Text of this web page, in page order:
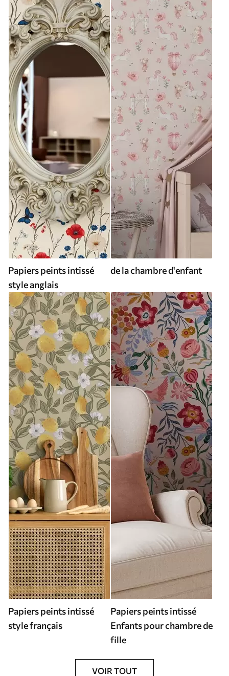
Papiers peints intissé
style anglais
de la chambre d'enfant
Papiers peints intissé
style français
Papiers peints intissé
Enfants pour chambre de
fille
VOIR TOUT